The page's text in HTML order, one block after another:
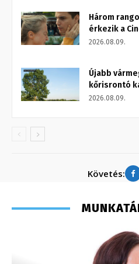
Három
érkezik a
2026.08.09.
Újabb
kőrisrontó
2026.08.09.
Követés: